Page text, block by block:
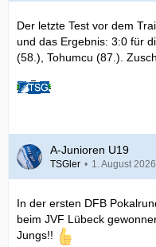
Der letzte Test vor dem
und das Ergebnis: 3:0 für
(58.), Tohumcu (87.).
A-Junioren U19
TSGler 1. August
In der ersten DFB
beim JVF Lübeck
Jungs!!